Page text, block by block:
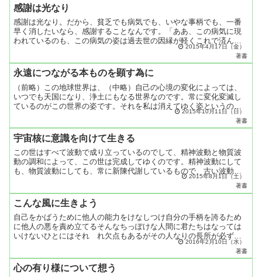
感謝は光なり
感謝は光なり。だから、貧乏でも病気でも、いやな事柄でも、一番
早く消したいなら、感謝することなんです。「ああ、この病気に現
われているのも、この病気の姿は過去世の因縁が軽くこれで済んで
いくんだ、この病気の症状によって消えてゆくんだ、ありがとう
2015年4月17日（金）
著書
永遠につながる本ものを顕す為に
（前略）この地球世界は、（中略）自己の心境の変化によっては、
いつでも天国になり、浄土にもなる世界なのです。常に変化変滅し
ているのがこの世界の姿です。それを私は消えてゆく姿というので
す。自他の肉体も想念波動も、変化変滅しつつ消えてゆく姿なの
2015年10月11日（日）
著書
宇宙核に意識を向けて生きる
この世はすべて波動で成り立っているのでして、精神波動と物質波
動の調和によって、この世は完成してゆくのです。精神波動にして
も、物質波動にしても、常に新陳代謝しているもので、古い波動を
把えつづけていては、新しい波動の巡ってくるのを邪魔してしま
2015年8月1日（土）
著書
こんな風に生きよう
自己をかばうために他人の能力をけなしつけ自分の手柄を誇るため
に他人の悪を責め立てるそんなちっぽけな人間に君たちはなっては
いけないひとにはそれゞれ欠点もあるがその人なりの長所が必ずあ
るもの自分の失敗は消えてゆく姿他人の嫌な行為も消えてゆく姿
2016年2月10日（水）
著書
心の有り様について想う